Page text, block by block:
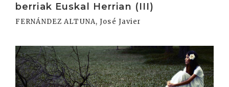
berriak Euskal Herrian (III)
FERNÁNDEZ ALTUNA, José Javier
Irakurri